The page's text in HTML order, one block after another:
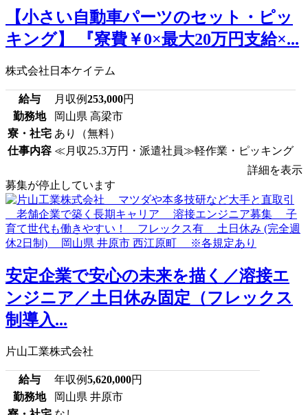
【小さい自動車パーツのセット・ピッ
キング】 『寮費￥0×最大20万円支給×...
株式会社日本ケイテム
給与 月収例253,000円
勤務地
岡山県 高梁市
寮・社宅 あり（無料）
仕事内容 ≪月収25.3万円・派遣社員≫軽作業・ピッキング
詳細を表示
募集が停止しています
安定企業で安心の未来を描く／溶接エ
ンジニア／土日休み固定（フレックス
制導入...
片山工業株式会社
給与 年収例5,620,000円
勤務地
岡山県 井原市